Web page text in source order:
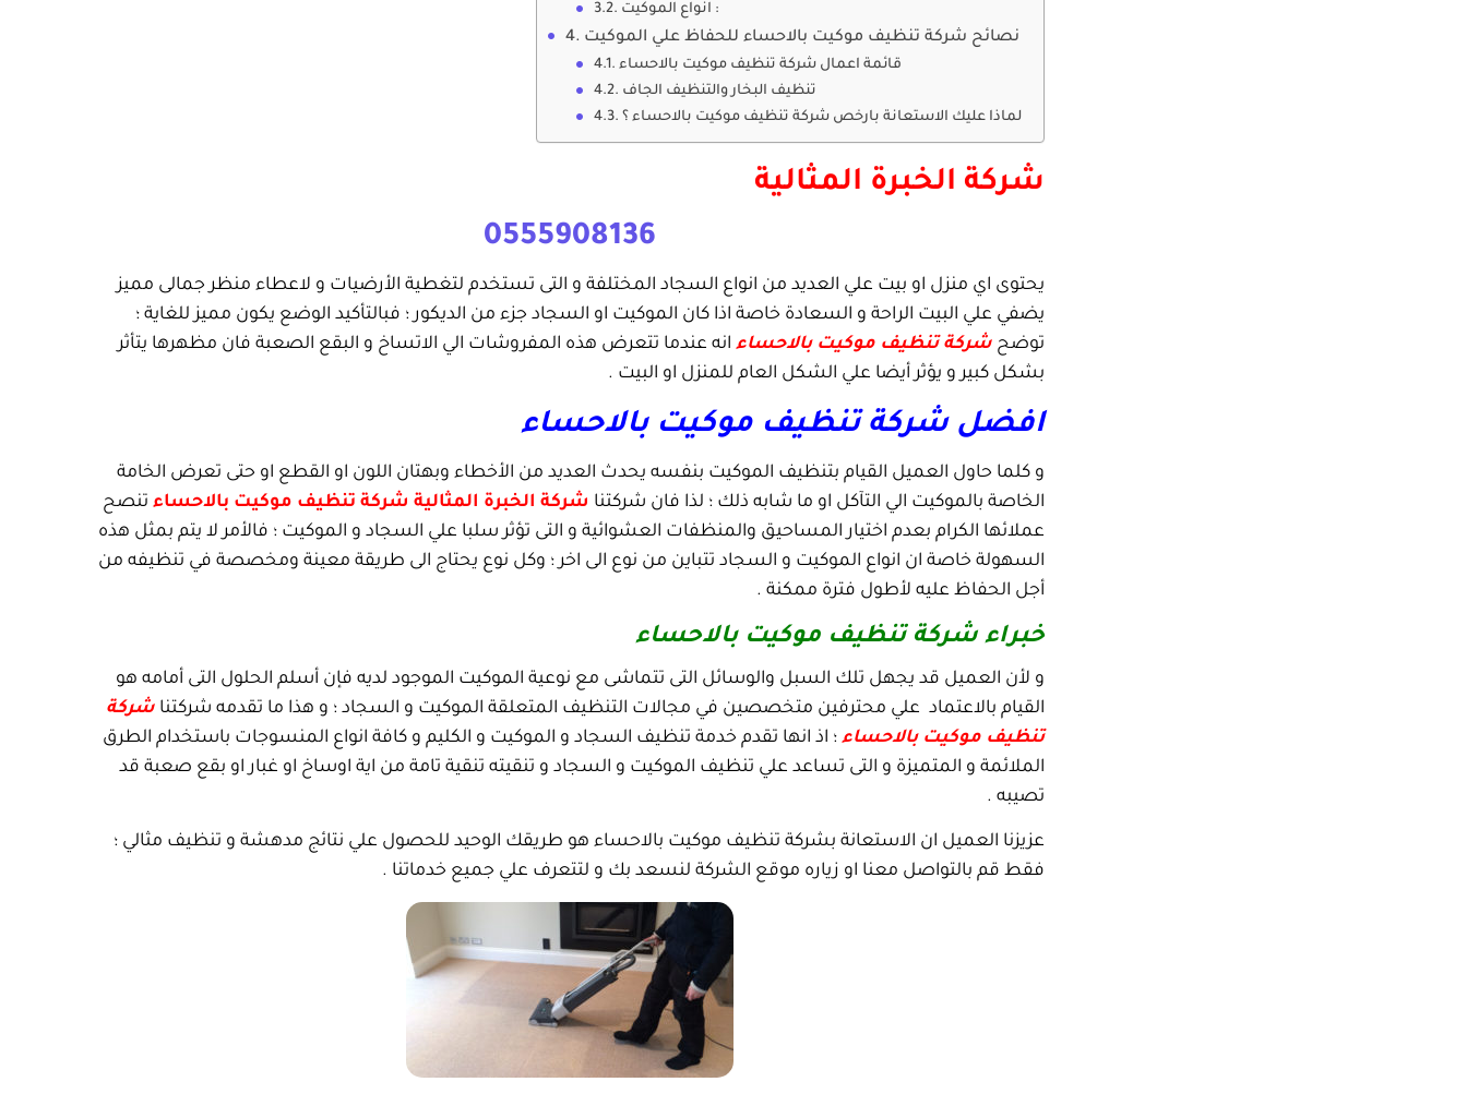
انواع الموكيت :
نصائح شركة تنظيف موكيت بالاحساء للحفاظ علي الموكيت
قائمة اعمال شركة تنظيف موكيت بالاحساء
لماذا عليك الاستعانة بارخص شركة تنظيف موكيت بالاحساء ؟
شركة الخبرة المثالية
0555908136
يحتوى اي منزل او بيت علي العديد من انواع السجاد المختلفة و التى تستخدم لتغطية الأرضيات و لاعطاء منظر جمالى مميز
يضفي علي البيت الراحة و السعادة خاصة اذا كان الموكيت او السجاد جزء من الديكور ؛ فبالتأكيد الوضع يكون مميز للغاية ؛
توضح شركة تنظيف موكيت بالاحساء انه عندما تتعرض هذه المفروشات الي الاتساخ و البقع الصعبة فان مظهرها يتأثر
بشكل كبير و يؤثر أيضا علي الشكل العام للمنزل او البيت .
افضل شركة تنظيف موكيت بالاحساء
و كلما حاول العميل القيام بتنظيف الموكيت بنفسه يحدث العديد من الأخطاء وبهتان اللون او القطع او حتى تعرض الخامة
الخاصة بالموكيت الي التآكل او ما شابه ذلك ؛ لذا فان شركتنا شركة الخبرة المثالية شركة تنظيف موكيت بالاحساء تنصح
عملائها الكرام بعدم اختيار المساحيق والمنظفات العشوائية و التى تؤثر سلبا علي السجاد و الموكيت ؛ فالأمر لا يتم بمثل هذه
السهولة خاصة ان انواع الموكيت و السجاد تتباين من نوع الى اخر ؛ وكل نوع يحتاج الى طريقة معينة ومخصصة في تنظيفه من
أجل الحفاظ عليه لأطول فترة ممكنة .
خبراء شركة تنظيف موكيت بالاحساء
و لأن العميل قد يجهل تلك السبل والوسائل التى تتماشى مع نوعية الموكيت الموجود لديه فإن أسلم الحلول التى أمامه هو
القيام بالاعتماد علي محترفين متخصصين في مجالات التنظيف المتعلقة الموكيت و السجاد ؛ و هذا ما تقدمه شركتنا شركة
تنظيف موكيت بالاحساء ؛ اذ انها تقدم خدمة تنظيف السجاد و الموكيت و الكليم و كافة انواع المنسوجات باستخدام الطرق
الملائمة و المتميزة و التى تساعد علي تنظيف الموكيت و السجاد و تنقيته تنقية تامة من اية اوساخ او غبار او بقع صعبة قد
تصيبه .
عزيزنا العميل ان الاستعانة بشركة تنظيف موكيت بالاحساء هو طريقك الوحيد للحصول علي نتائج مدهشة و تنظيف مثالي ؛
فقط قم بالتواصل معنا او زياره موقع الشركة لنسعد بك و لتتعرف علي جميع خدماتنا .